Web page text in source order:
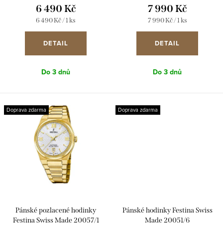
6 490 Kč
Měrná
cena:
6 490 Kč / 1 ks
DETAIL
Do 3 dnů
7 990 Kč
Měrná
cena:
7 990 Kč / 1 ks
DETAIL
Do 3 dnů
Doprava zdarma
Pánské pozlacené hodinky
Festina Swiss Made 20057/1
Doprava zdarma
Pánské hodinky Festina Swiss
Made 20051/6